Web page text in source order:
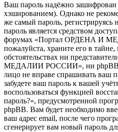
Ваш пароль надёжно
хэшированием). Однако не
же самый пароль, регистрируясь
пароль является средством
форумах «Портал ОРДЕНА И
пожалуйста, храните его в
обстоятельствах ни
МЕДАЛИИ РОССИИ», ни phpBB
лицо не вправе спрашивать ваш
забудете ваш пароль к вашей
воспользоваться функцией
пароль?», предусмотренной
phpBB. Вам будет необходимо
ваш адрес email, после чего
сгенерирует вам новый пароль